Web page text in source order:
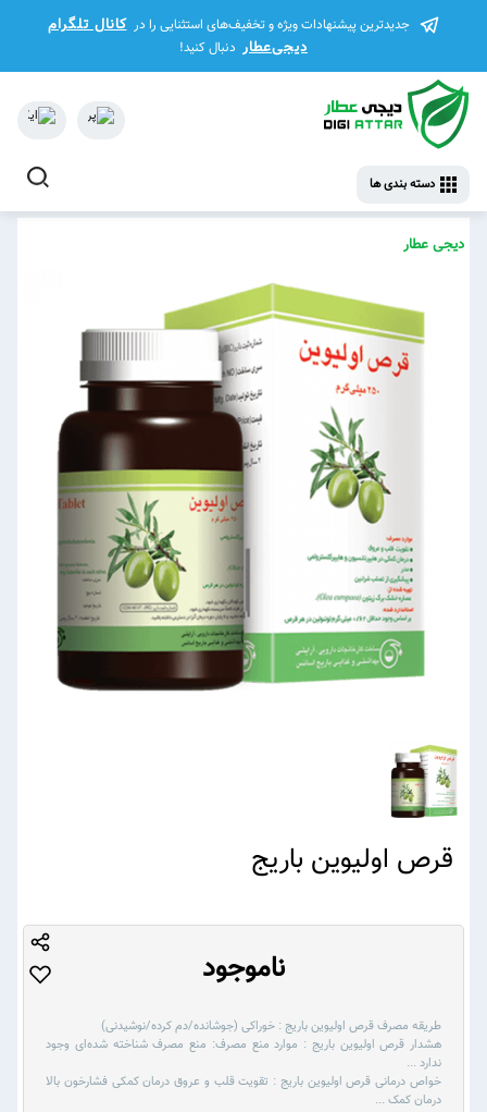
جدیدترین پیشنهادات ویژه و تخفیف‌های استثنایی را در کانال تلگرام
دیجی‌عطار دنبال کنید!
دسته بندی ها
دیجی عطار
قرص اولیوین باریج
ناموجود
طریقه مصرف قرص اولیوین باریج : خوراکی (جوشانده/دم کرده/نوشیدنی)
هشدار قرص اولیوین باریج : موارد منع مصرف: منع مصرف شناخته شده‌ای وجود
ندارد...
خواص درمانی قرص اولیوین باریج : تقویت قلب و عروق درمان کمکی فشارخون بالا
درمان کمک...